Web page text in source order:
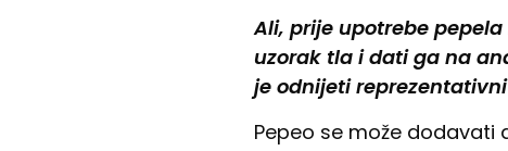
Ali, prije upotrebe
uzorak tla i dati ga na
je odnijeti
Pepeo se može dodavati